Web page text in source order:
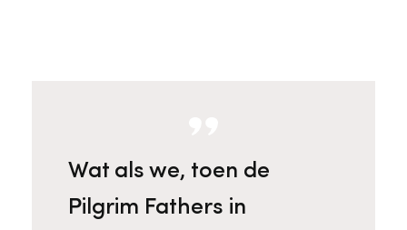
Wat als we, toen de
Pilgrim Fathers in